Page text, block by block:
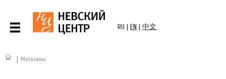
RU | EN | 中文
| Магазины